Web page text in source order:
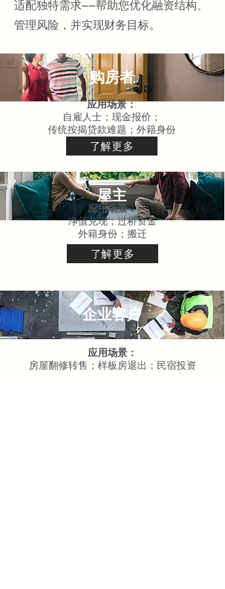
适配独特需求——帮助您优化融资结构、
管理风险，并实现财务目标。
购房者
屋主
企业客户
应用场景：
自雇人士；现金报价；
传统按揭贷款难题；外籍身份
了解更多
应用场景：
净值兑现；过桥资金
外籍身份；搬迁
了解更多
应用场景：
房屋翻修转售；样板房退出；民宿投资